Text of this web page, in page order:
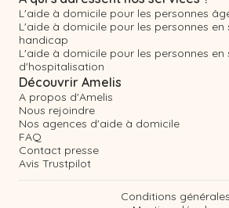
L'aide à domicile pour les personnes
L'aide à domicile pour les personnes
handicap
L'aide à domicile pour les personnes en
d'hospitalisation
Découvrir Amelis
A propos d'Amelis
Nous rejoindre
Nos agences d'aide à domicile
FAQ
Contact presse
Avis Trustpilot
Conditions générales